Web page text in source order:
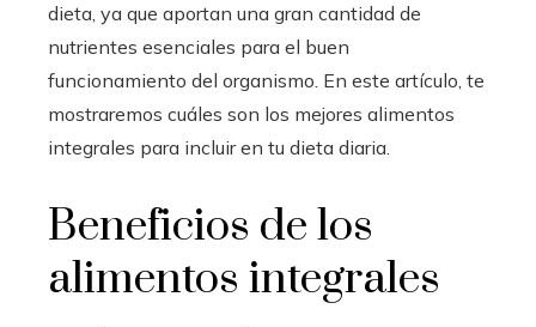
dieta, ya que aportan una gran cantidad de
nutrientes esenciales para el buen
funcionamiento del organismo. En este artículo, te
mostraremos cuáles son los mejores alimentos
integrales para incluir en tu dieta diaria.
Beneficios de los
alimentos integrales